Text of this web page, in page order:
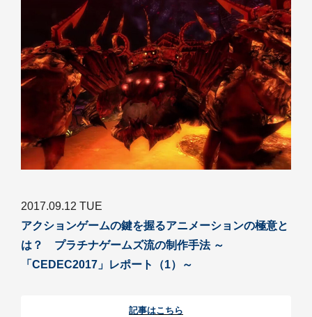
2017.09.12 TUE
アクションゲームの鍵を握るアニメーションの極意と
は？ プラチナゲームズ流の制作手法 ～
「CEDEC2017」レポート（1）～
記事はこちら